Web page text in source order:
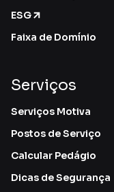
ESG
Faixa de Domínio
Serviços
Serviços Motiva
Postos de Serviço
Calcular Pedágio
Dicas de Segurança